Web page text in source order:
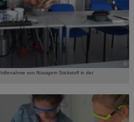
©
von flüssigem Stickstoff in der